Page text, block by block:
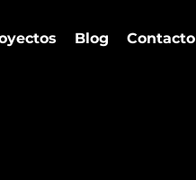
Blog Contacto